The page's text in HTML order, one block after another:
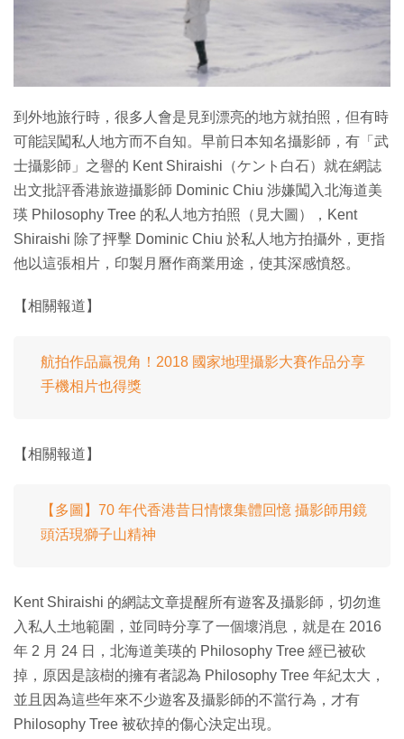
到外地旅行時，很多人會是見到漂亮的地方就拍照，但有時
可能誤闖私人地方而不自知。早前日本知名攝影師，有「武
士攝影師」之譽的 Kent Shiraishi（ケント白石）就在網誌
出文批評香港旅遊攝影師 Dominic Chiu 涉嫌闖入北海道美
瑛 Philosophy Tree 的私人地方拍照（見大圖），Kent
Shiraishi 除了抨擊 Dominic Chiu 於私人地方拍攝外，更指
他以這張相片，印製月曆作商業用途，使其深感憤怒。
【相關報道】
航拍作品贏視角！2018 國家地理攝影大賽作品分享
手機相片也得獎
【相關報道】
【多圖】70 年代香港昔日情懷集體回憶 攝影師用鏡
頭活現獅子山精神
Kent Shiraishi 的網誌文章提醒所有遊客及攝影師，切勿進
入私人土地範圍，並同時分享了一個壞消息，就是在 2016
年 2 月 24 日，北海道美瑛的 Philosophy Tree 經已被砍
掉，原因是該樹的擁有者認為 Philosophy Tree 年紀太大，
並且因為這些年來不少遊客及攝影師的不當行為，才有
Philosophy Tree 被砍掉的傷心決定出現。